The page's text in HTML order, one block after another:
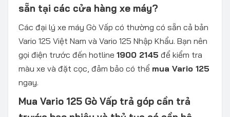
sẵn tại các cửa hàng xe máy?
Các đại lý xe máy Gò Vấp có thường có sẵn cả bản
Vario 125 Việt Nam và Vario 125 Nhập Khẩu. Bạn nên
gọi điện trước đến hotline 1900 2145 để kiểm tra
màu xe và đặt cọc, đảm bảo có thể mua Vario 125
ngay.
Mua Vario 125 Gò Vấp trả góp cần trả